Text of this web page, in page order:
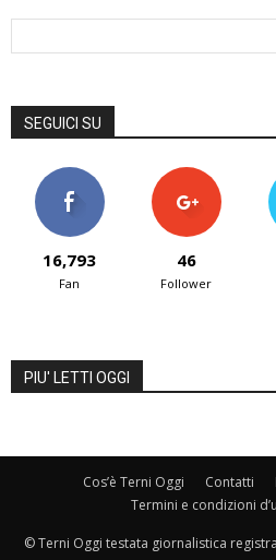
SEGUICI SU
16,793
Fan
46
Follower
PIU' LETTI OGGI
Cos’è Terni Oggi Contatti
Termini e condizioni
© Terni Oggi testata giornalistica